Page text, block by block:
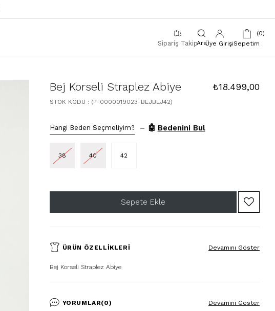
Sipariş Takip Üye GirişiSepetim
0
Bej Korseli Straplez Abiye ₺18.499,00
STOK KODU (P-0000019023-BEJBEJ42)
Hangi Beden Seçmeliyim? – 🤖 Bedenini Bul
38 40 42
ÜRÜN ÖZELLIKLERI
Bej Korseli Straplez Abiye
Devamını Göster
YORUMLAR(0) Devamını Göster